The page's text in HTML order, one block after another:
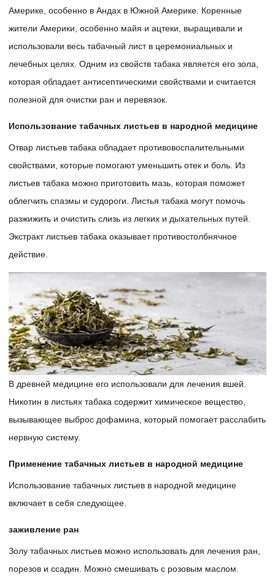
Америке, особенно в Андах в Южной Америке. Коренные
жители Америки, особенно майя и ацтеки, выращивали и
использовали весь табачный лист в церемониальных и
лечебных целях. Одним из свойств табака является его зола,
которая обладает антисептическими свойствами и считается
полезной для очистки ран и перевязок.
Использование табачных листьев в народной медицине
Отвар листьев табака обладает противовоспалительными
свойствами, которые помогают уменьшить отек и боль. Из
листьев табака можно приготовить мазь, которая поможет
облегчить спазмы и судороги. Листья табака могут помочь
разжижить и очистить слизь из легких и дыхательных путей.
Экстракт листьев табака оказывает противостолбнячное
действие.
В древней медицине его использовали для лечения вшей.
Никотин в листьях табака содержит химическое вещество,
вызывающее выброс дофамина, который помогает расслабить
нервную систему.
Применение табачных листьев в народной медицине
Использование табачных листьев в народной медицине
включает в себя следующее.
заживление ран
Золу табачных листьев можно использовать для лечения ран,
порезов и ссадин. Можно смешивать с розовым маслом.